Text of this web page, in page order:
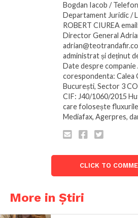
Bogdan Iacob /
Departament Juridic /
ROBERT CIUREA
Director General
administrat și deținut
Date despre companie
corespondenta: Calea
București, Sector 3
CIF: J40/1060/2015
care folosește
Mediafax, Agerpres,
CLICK TO
More in Știri